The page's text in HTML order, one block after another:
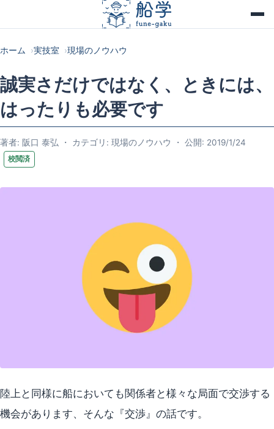
ホーム 実技室 現場のノウハウ
誠実さだけではなく、ときには、
はったりも必要です
著者: 阪口 泰弘 ・ カテゴリ: 現場のノウハウ ・ 公開: 2019/1/24
校閲済
陸上と同様に船においても関係者と様々な局面で交渉する
機会があります、そんな『交渉』の話です。